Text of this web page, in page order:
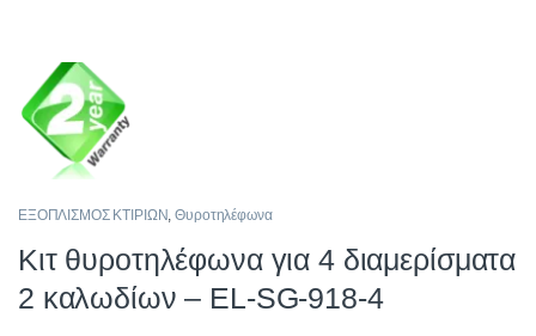
ΕΞΟΠΛΙΣΜΟΣ ΚΤΙΡΙΩΝ,Θυροτηλέφωνα
Κιτ θυροτηλέφωνα για 4 διαμερίσματα
2 καλωδίων – EL-SG-918-4